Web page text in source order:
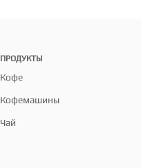
ПРОДУКТЫ
Кофе
Кофемашины
Чай